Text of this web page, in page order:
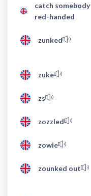
catch somebody
red-handed
zunked
zuke
zs
zozzled
zowie
zounked out